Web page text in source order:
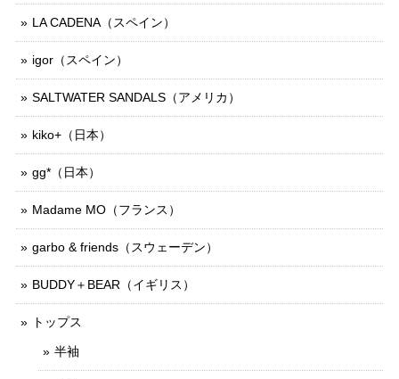
LA CADENA（スペイン）
igor（スペイン）
SALTWATER SANDALS（アメリカ）
kiko+（日本）
gg*（日本）
Madame MO（フランス）
garbo & friends（スウェーデン）
BUDDY＋BEAR（イギリス）
トップス
半袖